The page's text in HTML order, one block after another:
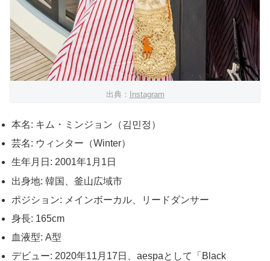
出典： Instagram
本名: キム・ミンジョン（김민정）
芸名: ウィンター（Winter）
生年月日: 2001年1月1日
出身地: 韓国、釜山広域市
ポジション: メインボーカル、リードダンサー
身長: 165cm
血液型: A型
デビュー: 2020年11月17日、aespaとして「Black